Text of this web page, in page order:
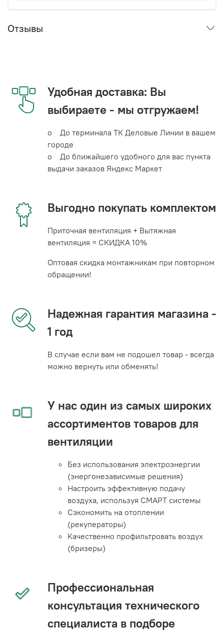
Отзывы
Удобная доставка: Вы
выбираете - мы отгружаем!
o До терминала ТК Деловые Линии в вашем
городе
o До ближайшего удобного для вас пункта
выдачи заказов Яндекс Маркет
Выгодно покупать комплектом
Приточная вентиляция + Вытяжная
вентиляция = СКИДКА 10%
Оптовая скидка монтажникам при повторном
обращении!
Надежная гарантия магазина -
1 год
В случае если вам не подошел товар - всегда
можно вернуть или обменять!
У нас один из самых широких
ассортиментов товаров для
вентиляции
Без использования электроэнергии
(энергонезависимые решения)
Настроить эффективную подачу
воздуха, используя СМАРТ системы
Сэкономить на отоплении
(рекуператоры)
Качественно профильтровать воздух
(бризеры)
Профессиональная
консультация технического
специалиста в подборе